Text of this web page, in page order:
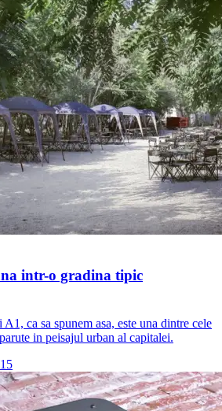
intr-o gradina tipic
ca sa spunem asa, este una dintre cele
in peisajul urban al capitalei.